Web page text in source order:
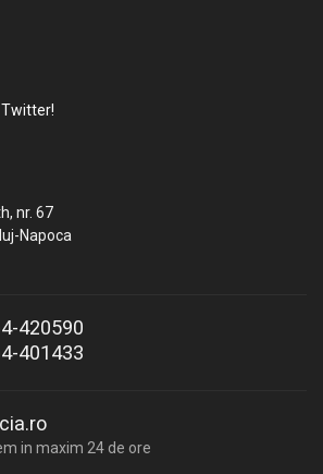
nr. 67
Napoca
420590
401433
in maxim 24 de ore